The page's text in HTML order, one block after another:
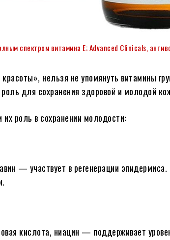
спектром витамина Е; Advanced Clinicals,
красоты», нельзя не упомянуть витамины
для сохранения здоровой и молодой
роль в сохранении молодости:
— участвует в регенерации
кислота, ниацин — поддерживает